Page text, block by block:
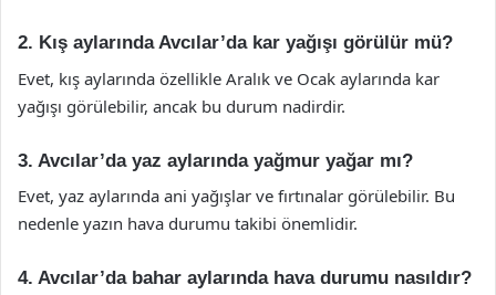
2. Kış aylarında Avcılar’da kar yağışı görülür mü?
Evet, kış aylarında özellikle Aralık ve Ocak aylarında kar
yağışı görülebilir, ancak bu durum nadirdir.
3. Avcılar’da yaz aylarında yağmur yağar mı?
Evet, yaz aylarında ani yağışlar ve fırtınalar görülebilir. Bu
nedenle yazın hava durumu takibi önemlidir.
4. Avcılar’da bahar aylarında hava durumu nasıldır?